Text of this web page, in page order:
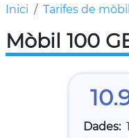
Fil d'ariadna
Inici Tarifes de
Mòbil 100
Dades